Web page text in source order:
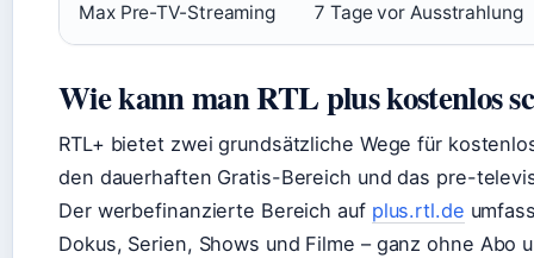
Max Pre-TV-Streaming 7 Tage vor Ausstrahlung
Wie kann man RTL plus kostenlos
RTL+ bietet zwei grundsätzliche Wege für
den dauerhaften Gratis-Bereich und das pre-
Der werbefinanzierte Bereich auf plus.rtl.de
Dokus, Serien, Shows und Filme – ganz ohne Abo